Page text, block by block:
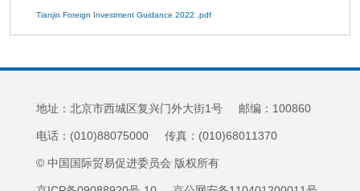
Tianjin Foreign Investment Guidance 2022 .pdf
地址：北京市西城区复兴门外大街1号 邮编：100860
电话：(010)88075000 传真：(010)68011370
© 中国国际贸易促进委员会 版权所有